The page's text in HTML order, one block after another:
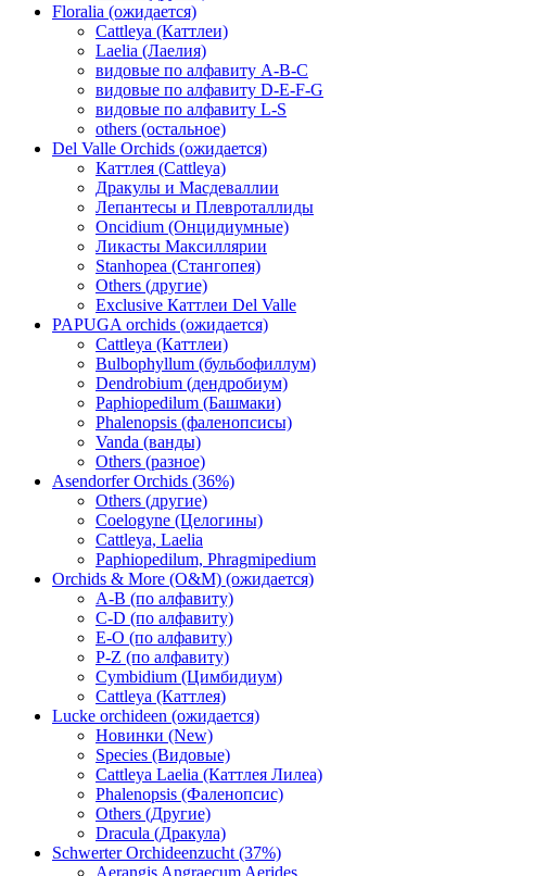
Floralia (ожидается)
Cattleya (Каттлеи)
Laelia (Лаелия)
видовые по алфавиту A-B-C
видовые по алфавиту D-E-F-G
видовые по алфавиту L-S
others (остальное)
Del Valle Orchids (ожидается)
Каттлея (Cattleya)
Дракулы и Масдеваллии
Лепантесы и Плевроталлиды
Oncidium (Онцидиумные)
Ликасты Максиллярии
Stanhopea (Стангопея)
Others (другие)
Exclusive Каттлеи Del Valle
PAPUGA orchids (ожидается)
Cattleya (Каттлеи)
Bulbophyllum (бульбофиллум)
Dendrobium (дендробиум)
Paphiopedilum (Башмаки)
Phalenopsis (фаленопсисы)
Vanda (ванды)
Others (разное)
Asendorfer Orchids (36%)
Others (другие)
Coelogyne (Целогины)
Cattleya, Laelia
Paphiopedilum, Phragmipedium
Orchids & More (O&M) (ожидается)
A-B (по алфавиту)
C-D (по алфавиту)
E-O (по алфавиту)
P-Z (по алфавиту)
Cymbidium (Цимбидиум)
Cattleya (Каттлея)
Lucke orchideen (ожидается)
Новинки (New)
Species (Видовые)
Cattleya Laelia (Каттлея Лилеа)
Phalenopsis (Фаленопсис)
Others (Другие)
Dracula (Дракула)
Schwerter Orchideenzucht (37%)
Aerangis Angraecum Aerides